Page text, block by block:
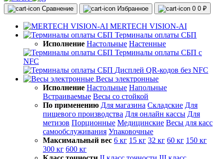
Сравнение Избранное 0 0 ₽
MERTECH VISION-AI
Терминалы оплаты СБП
Исполнение Настольные Настенные
Терминалы оплаты СБП с
NFC
Дисплей QR-кодов без NFC
Весы электронные
Исполнение Настольные Напольные
Встраиваемые Весы со стойкой
По применению Для магазина Складские Для
пищевого производства Для онлайн кассы Для
метизов Порционные Медицинские Весы для касс
самообслуживания Упаковочные
Максимальный вес 6 кг 15 кг 32 кг 60 кг 150 кг
300 кг 600 кг